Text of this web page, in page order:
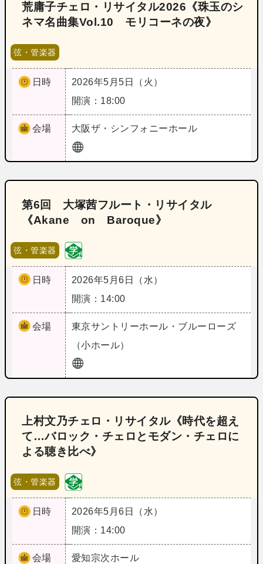
荒庸子チェロ・リサイタル2026《珠玉のシ
ネマ名曲集Vol.10 モリコーネの夜》
弦・管楽器
日時
2026年5月5日（火）
開演：18:00
会場 大阪ザ・シンフォニーホール
第6回 大塚茜フルート・リサイタル
《Akane on Baroque》
弦・管楽器
日時
2026年5月6日（水）
開演：14:00
会場 東京サントリーホール・ブルーローズ
（小ホール）
上村文乃チェロ・リサイタル《時代を超え
て…バロック・チェロとモダン・チェロに
よる聴き比べ》
弦・管楽器
日時
2026年5月6日（水）
開演：14:00
会場 愛知宗次ホール